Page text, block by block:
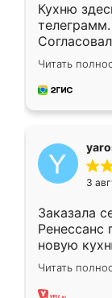
Кухню
недели
довольны
мебель за
Читать
3
Заказала
Ренессанс
новую
вполне
два года,
Читать